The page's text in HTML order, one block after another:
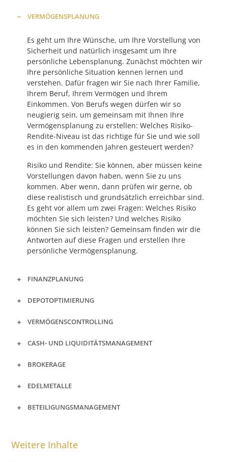
VERMÖGENSPLANUNG
Es geht um Ihre Wünsche, um Ihre Vorstellung von
Sicherheit und natürlich insgesamt um Ihre
persönliche Lebensplanung. Zunächst möchten wir
Ihre persönliche Situation kennen lernen und
verstehen. Dafür fragen wir Sie nach Ihrer Familie,
Ihrem Beruf, Ihrem Vermögen und Ihrem
Einkommen. Von Berufs wegen dürfen wir so
neugierig sein, um gemeinsam mit Ihnen Ihre
Vermögensplanung zu erstellen: Welches Risiko-
Rendite-Niveau ist das richtige für Sie und wie soll
es in den kommenden Jahren gesteuert werden?
Risiko und Rendite: Sie können, aber müssen keine
Vorstellungen davon haben, wenn Sie zu uns
kommen. Aber wenn, dann prüfen wir gerne, ob
diese realistisch und grundsätzlich erreichbar sind.
Es geht vor allem um zwei Fragen: Welches Risiko
möchten Sie sich leisten? Und welches Risiko
können Sie sich leisten? Gemeinsam finden wir die
Antworten auf diese Fragen und erstellen Ihre
persönliche Vermögensplanung.
FINANZPLANUNG
DEPOTOPTIMIERUNG
VERMÖGENSCONTROLLING
CASH- UND LIQUIDITÄTSMANAGEMENT
BROKERAGE
EDELMETALLE
BETEILIGUNGSMANAGEMENT